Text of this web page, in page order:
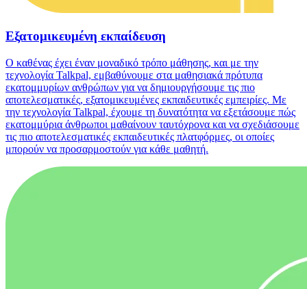
Εξατομικευμένη εκπαίδευση
Ο καθένας έχει έναν μοναδικό τρόπο μάθησης, και με την
τεχνολογία Talkpal, εμβαθύνουμε στα μαθησιακά πρότυπα
εκατομμυρίων ανθρώπων για να δημιουργήσουμε τις πιο
αποτελεσματικές, εξατομικευμένες εκπαιδευτικές εμπειρίες. Με
την τεχνολογία Talkpal, έχουμε τη δυνατότητα να εξετάσουμε πώς
εκατομμύρια άνθρωποι μαθαίνουν ταυτόχρονα και να σχεδιάσουμε
τις πιο αποτελεσματικές εκπαιδευτικές πλατφόρμες, οι οποίες
μπορούν να προσαρμοστούν για κάθε μαθητή.